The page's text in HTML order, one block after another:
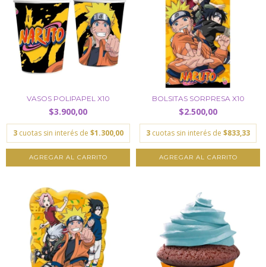
VASOS POLIPAPEL X10
$3.900,00
3 cuotas sin interés de $1.300,00
BOLSITAS SORPRESA X10
$2.500,00
3 cuotas sin interés de $833,33